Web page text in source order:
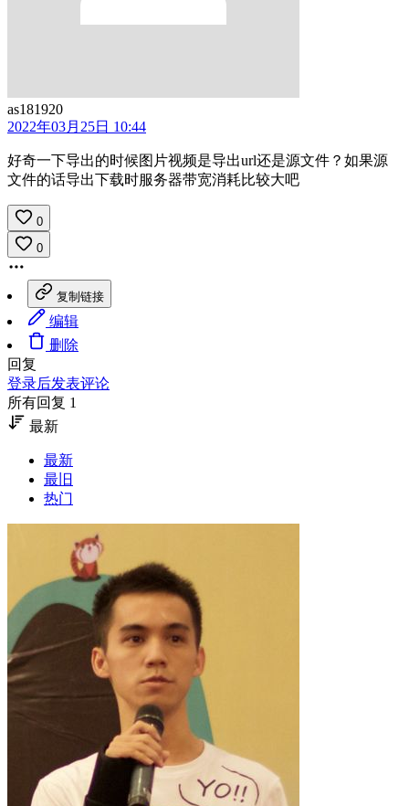
as181920
2022年03月25日 10:44
好奇一下导出的时候图片视频是导出url还是源文件？如果源
文件的话导出下载时服务器带宽消耗比较大吧
0
0
复制链接
编辑
删除
回复
登录后发表评论
所有回复 1
最新
最新
最旧
热门